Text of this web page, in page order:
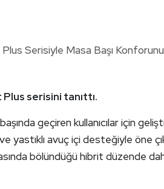
serisini tanıttı.
geçiren kullanıcılar için
yastıklı avuç içi desteğiyle öne
bölündüğü hibrit düzende